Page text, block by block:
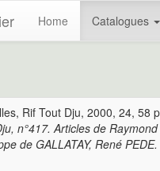
Home Catalogues
Rif Tout Dju, 2000, 24, 58
n°417. Articles de
de GALLATAY, René PEDE.